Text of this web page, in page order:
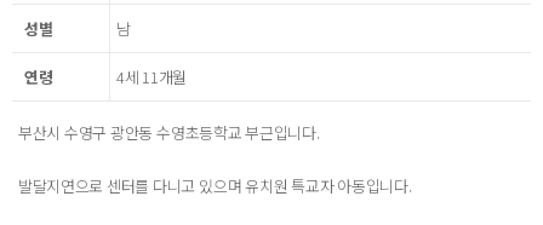
성별 남
연령 4세 11개월
부산시 수영구 광안동 수영초등학교 부근입니다.
발달지연으로 센터를 다니고 있으며 유치원 특교자 아동입니다.